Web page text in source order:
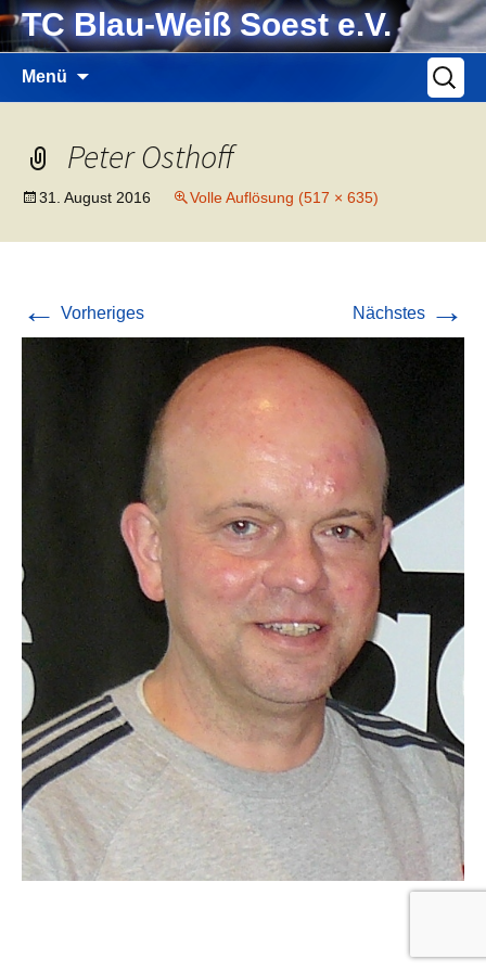
Zum
InhaltTC Blau-Weiß Soest e.V.
Menü
nach:
Peter Osthoff
31. August 2016 Volle Auflösung (517 × 635)
← Vorheriges Nächstes →